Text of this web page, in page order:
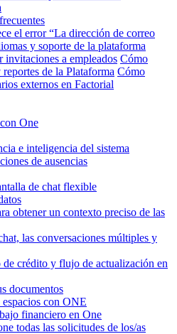
el error “La dirección de correo
y soporte de la plataforma
a empleados Cómo
de la Plataforma Cómo
externos en Factorial
One
e inteligencia del sistema
de ausencias
de chat flexible
obtener un contexto preciso de las
las conversaciones múltiples y
crédito y flujo de actualización en
documentos
espacios con ONE
financiero en One
todas las solicitudes de los/as